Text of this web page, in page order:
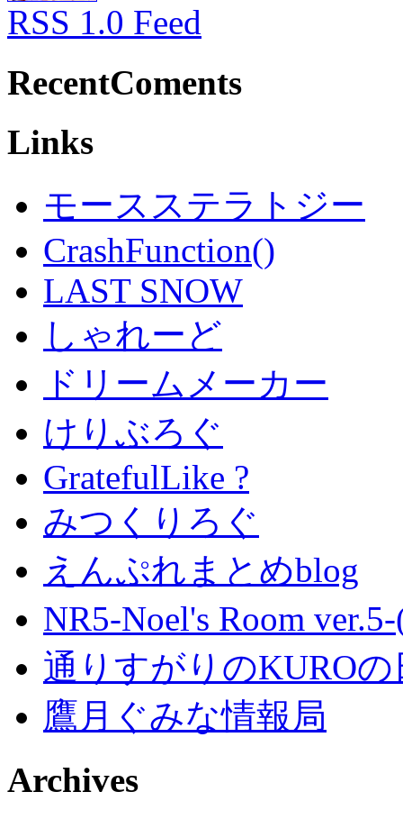
RSS 1.0 Feed
RecentComents
Links
モースステラトジー
CrashFunction()
LAST SNOW
しゃれーど
ドリームメーカー
けりぶろぐ
GratefulLike ?
みつくりろぐ
えんぷれまとめblog
NR5-Noel's Room
通りすがりのKURO
鷹月ぐみな情報局
Archives